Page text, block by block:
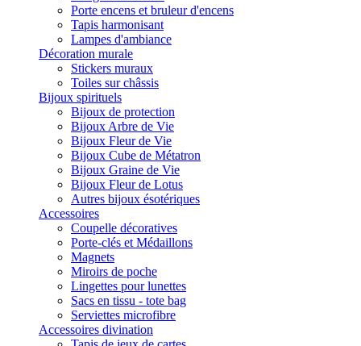
Porte encens et bruleur d'encens
Tapis harmonisant
Lampes d'ambiance
Décoration murale
Stickers muraux
Toiles sur châssis
Bijoux spirituels
Bijoux de protection
Bijoux Arbre de Vie
Bijoux Fleur de Vie
Bijoux Cube de Métatron
Bijoux Graine de Vie
Bijoux Fleur de Lotus
Autres bijoux ésotériques
Accessoires
Coupelle décoratives
Porte-clés et Médaillons
Magnets
Miroirs de poche
Lingettes pour lunettes
Sacs en tissu - tote bag
Serviettes microfibre
Accessoires divination